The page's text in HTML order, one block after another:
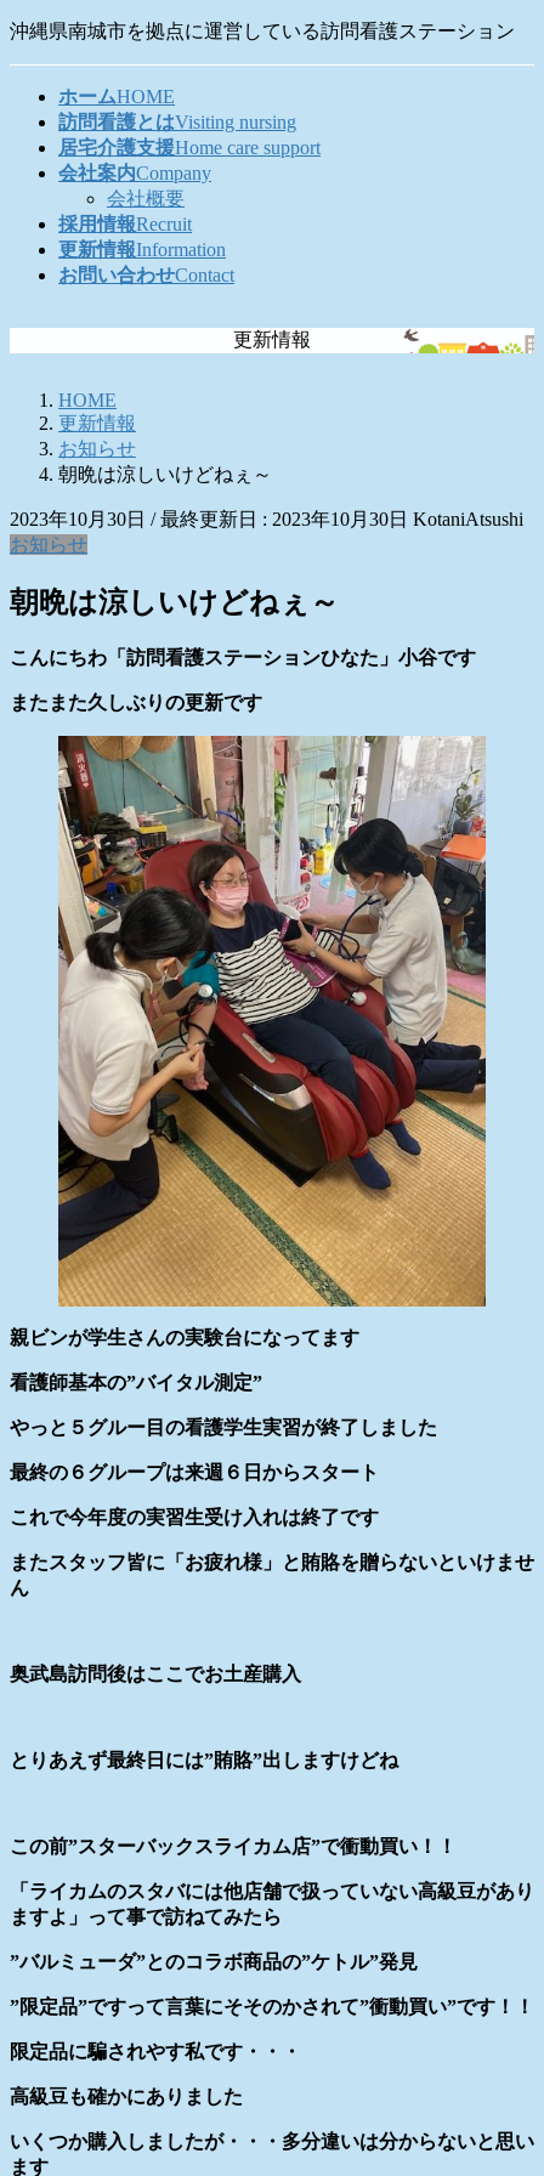
コ
ナ
沖縄県南城市を拠点に運営している訪問看護ステーション
ホームHOME
訪問看護とはVisiting nursing
居宅介護支援Home care support
会社案内Company
会社概要
採用情報Recruit
更新情報Information
お問い合わせContact
更新情報
HOME
更新情報
お知らせ
朝晩は涼しいけどねぇ～
2023年10月30日 / 最終更新日 : 2023年10月30日 KotaniAtsushi
お知らせ
朝晩は涼しいけどねぇ～
こんにちわ「訪問看護ステーションひなた」小谷です
またまた久しぶりの更新です
親ビンが学生さんの実験台になってます
看護師基本の”バイタル測定”
やっと５グルー目の看護学生実習が終了しました
最終の６グループは来週６日からスタート
これで今年度の実習生受け入れは終了です
またスタッフ皆に「お疲れ様」と賄賂を贈らないといけませ
ん
奥武島訪問後はここでお土産購入
とりあえず最終日には”賄賂”出しますけどね
この前”スターバックスライカム店”で衝動買い！！
「ライカムのスタバには他店舗で扱っていない高級豆があり
ますよ」って事で訪ねてみたら
”バルミューダ”とのコラボ商品の”ケトル”発見
”限定品”ですって言葉にそそのかされて”衝動買い”です！！
限定品に騙されやす私です・・・
高級豆も確かにありました
いくつか購入しましたが・・・多分違いは分からないと思い
ます